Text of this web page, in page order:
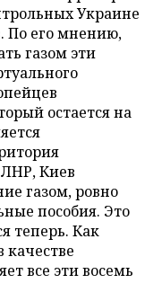
Украине
По его мнению,
газом эти
остается на
Киев
газом, ровно
пособия. Это
теперь. Как
качестве
все эти восемь